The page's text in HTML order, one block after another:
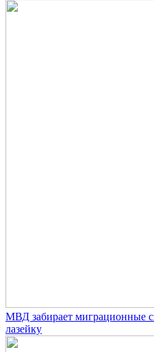
МВД забирает миграционные
лазейку